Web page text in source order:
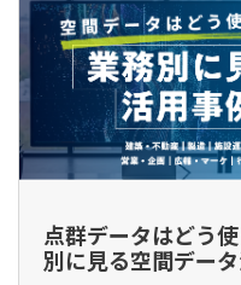
点群データはどう
別に見る空間デー